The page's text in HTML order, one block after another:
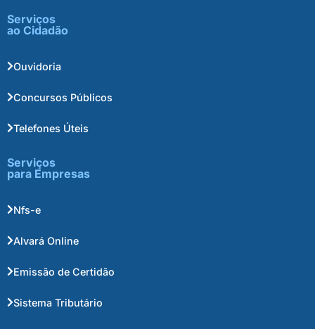
Serviços
ao Cidadão
Ouvidoria
Concursos Públicos
Telefones Úteis
Serviços
para Empresas
Nfs-e
Alvará Online
Emissão de Certidão
Sistema Tributário